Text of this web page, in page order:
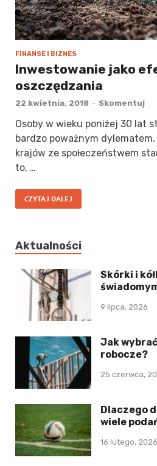
FINANSE I BIZNES
Inwestowanie jako
oszczędzania
22 kwietnia, 2018 - Skomentuj
Osoby w wieku poniżej 30 lat
bardzo poważnym
krajów ze społeczeństwem
to, …
CZYTAJ DALEJ
Aktualności
Skórki i
9 lipca, 2026
Jak
robocze?
25 czerwca,
Dlaczego
wiele
16 lutego, 2026